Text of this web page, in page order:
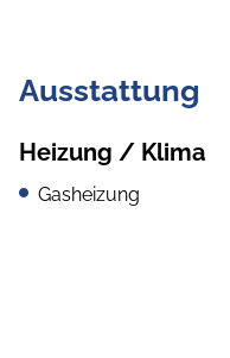
Ausstattung
Heizung / Klima
Gasheizung